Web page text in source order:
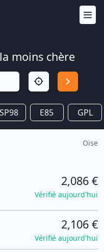
moins chère
SP98 E85 GPL
Oise
2,086 €
Vérifié aujourd'hui
2,106 €
Vérifié aujourd'hui